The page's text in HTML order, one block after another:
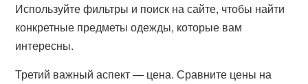
Используйте фильтры и поиск на сайте, чтобы найти
конкретные предметы одежды, которые вам
интересны.
Третий важный аспект — цена. Сравните цены на